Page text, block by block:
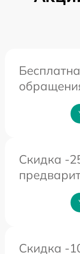
Скидка -
Скидка -